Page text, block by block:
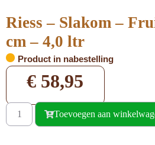
Riess – Slakom –
cm – 4,0 ltr
Product in nabestelling
€ 58,95
Toevoegen aan